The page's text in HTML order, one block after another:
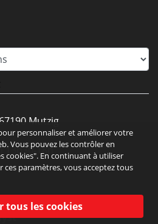
Mutzig
13h30-18h
personnaliser et améliorer votre
Vous pouvez les contrôler en
cookies". En continuant à utiliser
paramètres, vous acceptez tous